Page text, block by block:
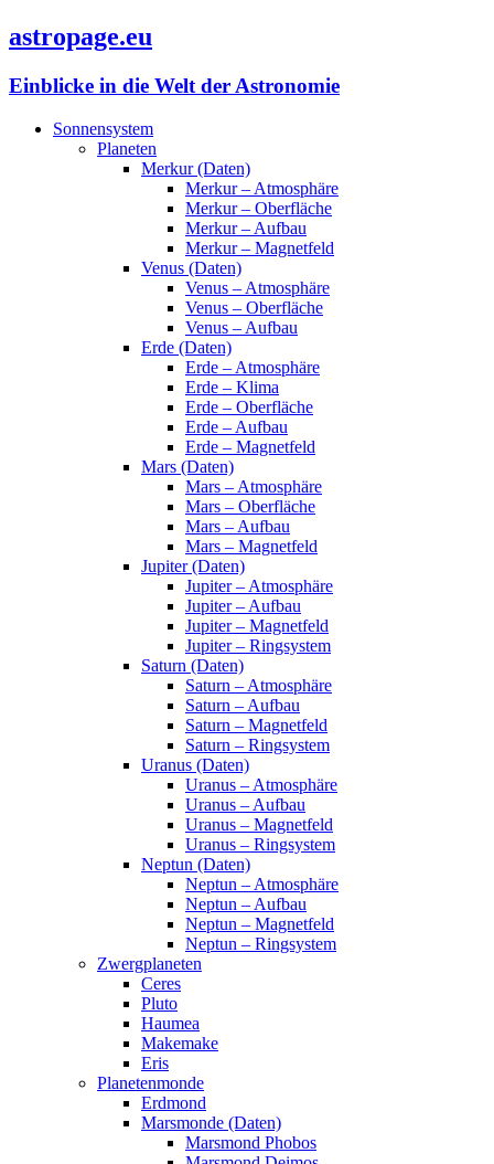
astropage.eu
Einblicke in die Welt der Astronomie
Sonnensystem
Planeten
Merkur (Daten)
Merkur – Atmosphäre
Merkur – Oberfläche
Merkur – Aufbau
Merkur – Magnetfeld
Venus (Daten)
Venus – Atmosphäre
Venus – Oberfläche
Venus – Aufbau
Erde (Daten)
Erde – Atmosphäre
Erde – Klima
Erde – Oberfläche
Erde – Aufbau
Erde – Magnetfeld
Mars (Daten)
Mars – Atmosphäre
Mars – Oberfläche
Mars – Aufbau
Mars – Magnetfeld
Jupiter (Daten)
Jupiter – Atmosphäre
Jupiter – Aufbau
Jupiter – Magnetfeld
Jupiter – Ringsystem
Saturn (Daten)
Saturn – Atmosphäre
Saturn – Aufbau
Saturn – Magnetfeld
Saturn – Ringsystem
Uranus (Daten)
Uranus – Atmosphäre
Uranus – Aufbau
Uranus – Magnetfeld
Uranus – Ringsystem
Neptun (Daten)
Neptun – Atmosphäre
Neptun – Aufbau
Neptun – Magnetfeld
Neptun – Ringsystem
Zwergplaneten
Ceres
Pluto
Haumea
Makemake
Eris
Planetenmonde
Erdmond
Marsmonde (Daten)
Marsmond Phobos